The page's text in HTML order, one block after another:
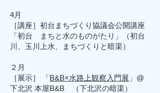
4月
［講座］初台まちづくり協議会公開講座
「初台
まちと水のものがたり」（初台
川、玉川上水、まちづくりと暗渠）
２月
［展示］
「B&B×水路上観察入門展 」@
下北沢 本屋B&B （下北沢の暗渠）